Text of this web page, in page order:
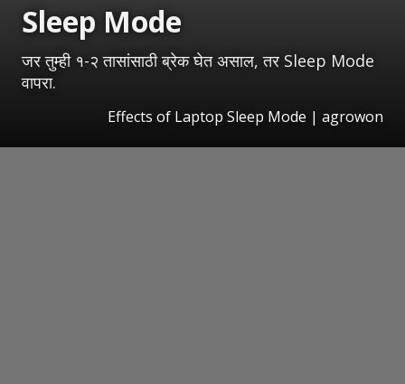
Sleep Mode
जर तुम्ही १-२ तासांसाठी ब्रेक घेत असाल, तर Sleep Mode
वापरा.
Effects of Laptop Sleep Mode | agrowon